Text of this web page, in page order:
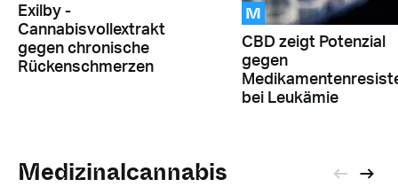
Exilby -
Cannabisvollextrakt
gegen chronische
Rückenschmerzen
M
CBD zeigt Potenzial
gegen
bei Leukämie
Medizinalcannabis